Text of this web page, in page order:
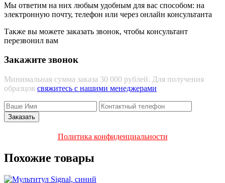
Мы ответим на них любым удобным для вас способом: на
электронную почту, телефон или через онлайн консультанта
Также вы можете заказать звонок, чтобы консультант
перезвонил вам
Закажите звонок
Минимальная сумма заказа 30 000 рублей. Для получения
образцов свяжитесь с нашими менеджерами
Политика конфиденциальности
Похожие товары